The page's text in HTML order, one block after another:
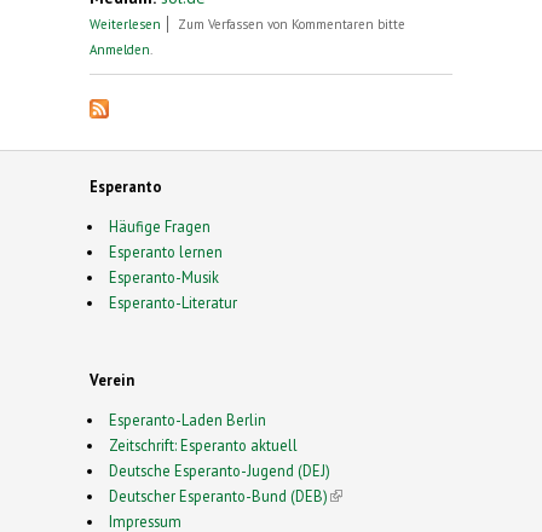
Weiterlesen über 200 Teilnehmer treffen sich in Saarbrücken
Zum Verfassen von Kommentaren bitte
Anmelden
Esperanto
Häufige Fragen
Esperanto lernen
Esperanto-Musik
Esperanto-Literatur
Verein
Esperanto-Laden Berlin
Zeitschrift: Esperanto aktuell
Deutsche Esperanto-Jugend (DEJ)
Deutscher Esperanto-Bund (DEB)(link is external)
Impressum